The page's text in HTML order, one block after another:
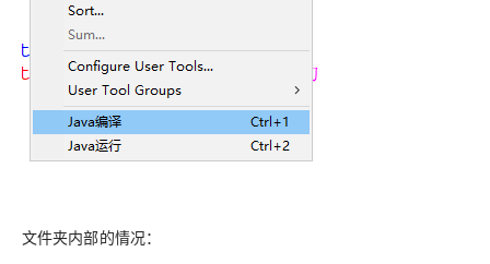
文件夹内部的情况：